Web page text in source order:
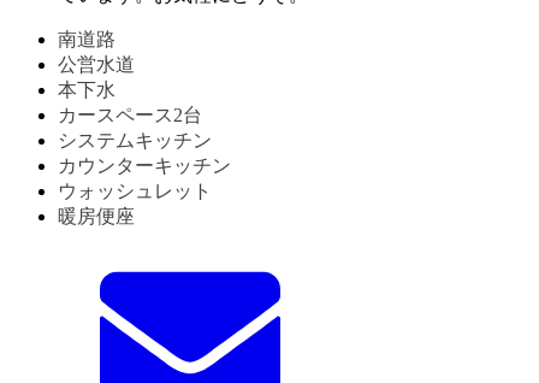
南道路
公営水道
本下水
カースペース2台
システムキッチン
カウンターキッチン
ウォッシュレット
暖房便座